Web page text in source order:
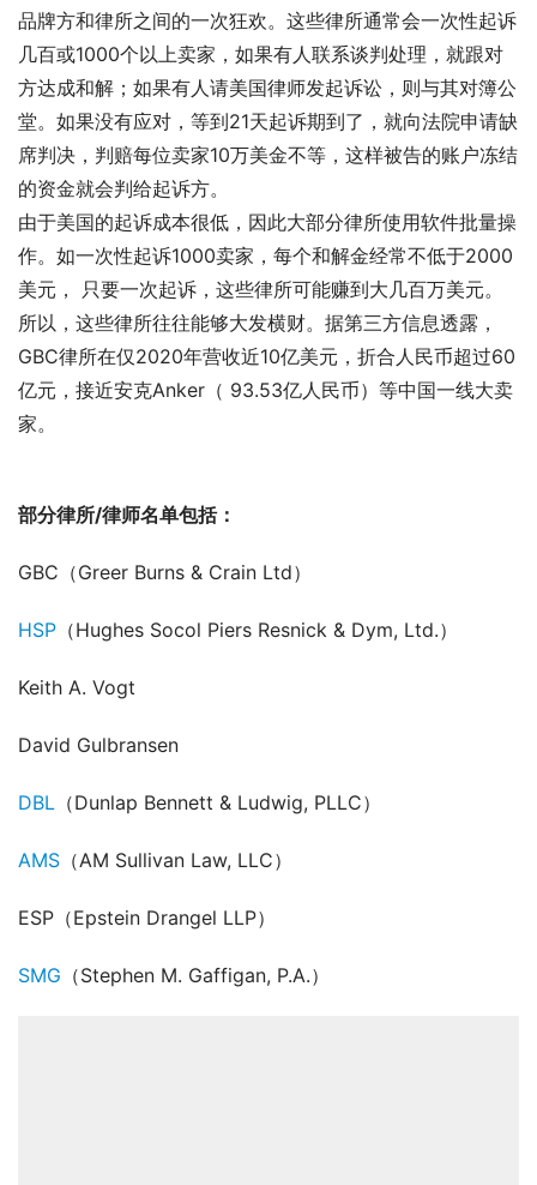
品牌方和律所之间的一次狂欢。这些律所通常会一次性起诉
几百或1000个以上卖家，如果有人联系谈判处理，就跟对
方达成和解；如果有人请美国律师发起诉讼，则与其对簿公
堂。如果没有应对，等到21天起诉期到了，就向法院申请缺
席判决，判赔每位卖家10万美金不等，这样被告的账户冻结
的资金就会判给起诉方。
由于美国的起诉成本很低，因此大部分律所使用软件批量操
作。如一次性起诉1000卖家，每个和解金经常不低于2000
美元， 只要一次起诉，这些律所可能赚到大几百万美元。
所以，这些律所往往能够大发横财。据第三方信息透露，
GBC律所在仅2020年营收近10亿美元，折合人民币超过60
亿元，接近安克Anker（ 93.53亿人民币）等中国一线大卖
家。
部分律所/律师名单包括：
GBC（Greer Burns & Crain Ltd）
HSP （Hughes Socol Piers Resnick & Dym, Ltd.）
Keith A. Vogt
David Gulbransen
DBL （Dunlap Bennett & Ludwig, PLLC）
AMS （AM Sullivan Law, LLC）
ESP（Epstein Drangel LLP）
SMG （Stephen M. Gaffigan, P.A.）